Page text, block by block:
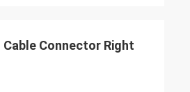
Cable Connector Right